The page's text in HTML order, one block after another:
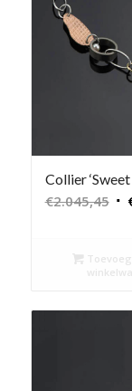
Collier
€2.045,45